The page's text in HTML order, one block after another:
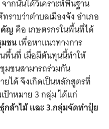
ากนั้นได้วิเคราะห์พื้นฐาน
าบว่าตำบลเมืองจัง อำเภอ
ญคือ เกษตรกรในพื้นที่ได้
ชนเพื่อหาแนวทางการ
พื้นที่ เมื่อมีต้นทุนนี้ทำให้
มชนสามารถร่วมกัน
ได้ จึงเกิดเป็นหลักสูตรที่
าหมาย 3 กลุ่ม ได้แก่
กล้าไม้ และ 3.กลุ่มจัดทำปุ๋ย